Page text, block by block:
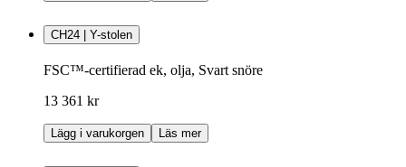
CH24 | Y-stolen
FSC™-certifierad ek, olja, Svart snöre
13 361 kr
Lägg i varukorgen Läs mer